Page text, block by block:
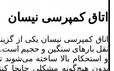
اتاق کمپرسی نیسان
اتاق کمپرسی نیسان یکی از
نقل بارهای سنگین و حجیم است.
و استحکام بالا ساخته می‌شوند
بدون هیچ‌گونه مشکلی جابجا